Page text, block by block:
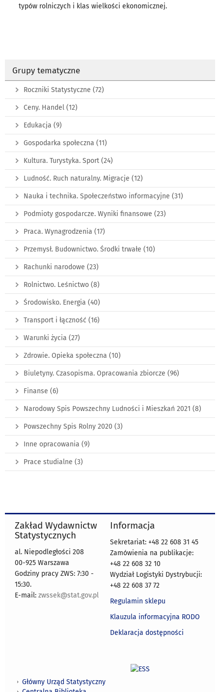
typów rolniczych i klas wielkości ekonomicznej.
Grupy tematyczne
Roczniki Statystyczne (72)
Ceny. Handel (12)
Edukacja (9)
Gospodarka społeczna (11)
Kultura. Turystyka. Sport (24)
Ludność. Ruch naturalny. Migracje (12)
Nauka i technika. Społeczeństwo informacyjne (31)
Podmioty gospodarcze. Wyniki finansowe (23)
Praca. Wynagrodzenia (17)
Przemysł. Budownictwo. Środki trwałe (10)
Rachunki narodowe (23)
Rolnictwo. Leśnictwo (8)
Środowisko. Energia (40)
Transport i łączność (16)
Warunki życia (27)
Zdrowie. Opieka społeczna (10)
Biuletyny. Czasopisma. Opracowania zbiorcze (96)
Finanse (6)
Narodowy Spis Powszechny Ludności i Mieszkań 2021 (8)
Powszechny Spis Rolny 2020 (3)
Inne opracowania (9)
Prace studialne (3)
Zakład Wydawnictw
Statystycznych
al. Niepodległości 208
00-925 Warszawa
Godziny pracy ZWS: 7:30 -
15:30.
E-mail: zwssek@stat.gov.pl
Informacja
Sekretariat: +48 22 608 31 45
Zamówienia na publikacje:
+48 22 608 32 10
Wydział Logistyki Dystrybucji:
+48 22 608 37 72
Regulamin sklepu
Klauzula informacyjna RODO
Deklaracja dostępności
Główny Urząd Statystyczny